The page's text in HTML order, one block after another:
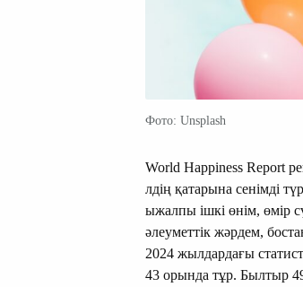
Фото: Unsplash
World Happiness Report
лдің қатарына сенімді
ыжалпы ішкі өнім, өмір
әлеуметтік жәрдем,
2024 жылдардағы
43 орында тұр. Былтыр